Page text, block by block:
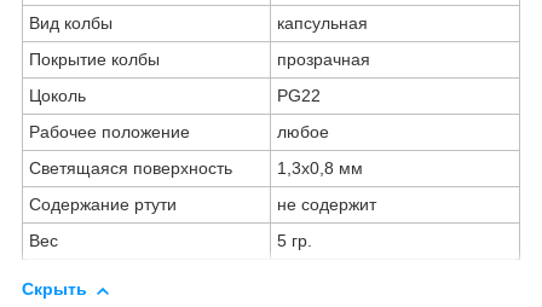
Вид колбы
капсульная
Покрытие колбы
прозрачная
Цоколь
PG22
Рабочее положение
любое
Светящаяся поверхность
1,3х0,8 мм
Содержание ртути
не содержит
Вес
5 гр.
Скрыть